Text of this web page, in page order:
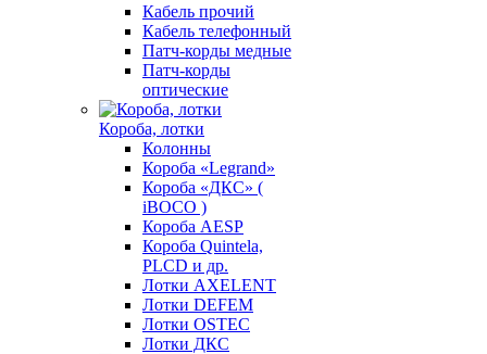
Кабель прочий
Кабель телефонный
Патч-корды медные
Патч-корды
оптические
Короба, лотки
Колонны
Короба «Legrand»
Короба «ДКС» (
iBOCO )
Короба AESP
Короба Quintela,
PLCD и др.
Лотки AXELENT
Лотки DEFEM
Лотки OSTEC
Лотки ДКС